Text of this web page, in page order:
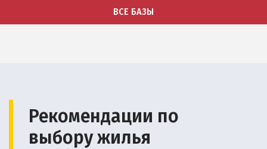
ВСЕ БАЗЫ
Рекомендации по
выбору жилья